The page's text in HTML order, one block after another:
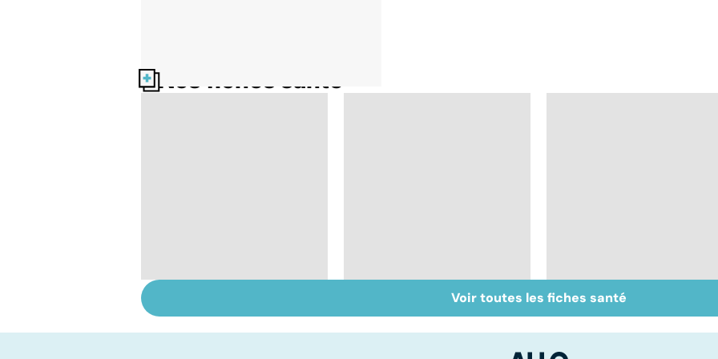
Nos fiches santé
infections
Inflammation des
amygdales : que faire
Suicide : prévenir le
passage à l'acte
Voir toutes les fiches santé